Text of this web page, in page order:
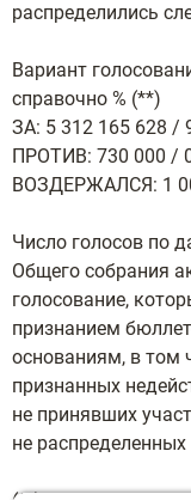
распределились
Вариант
справочно % (**)
ЗА: 5 312 165 628 /
ПРОТИВ: 730 000 /
ВОЗДЕРЖАЛСЯ: 1
Число голосов по
Общего собрания
голосование,
признанием
основаниям, в том
признанных
не принявших
не